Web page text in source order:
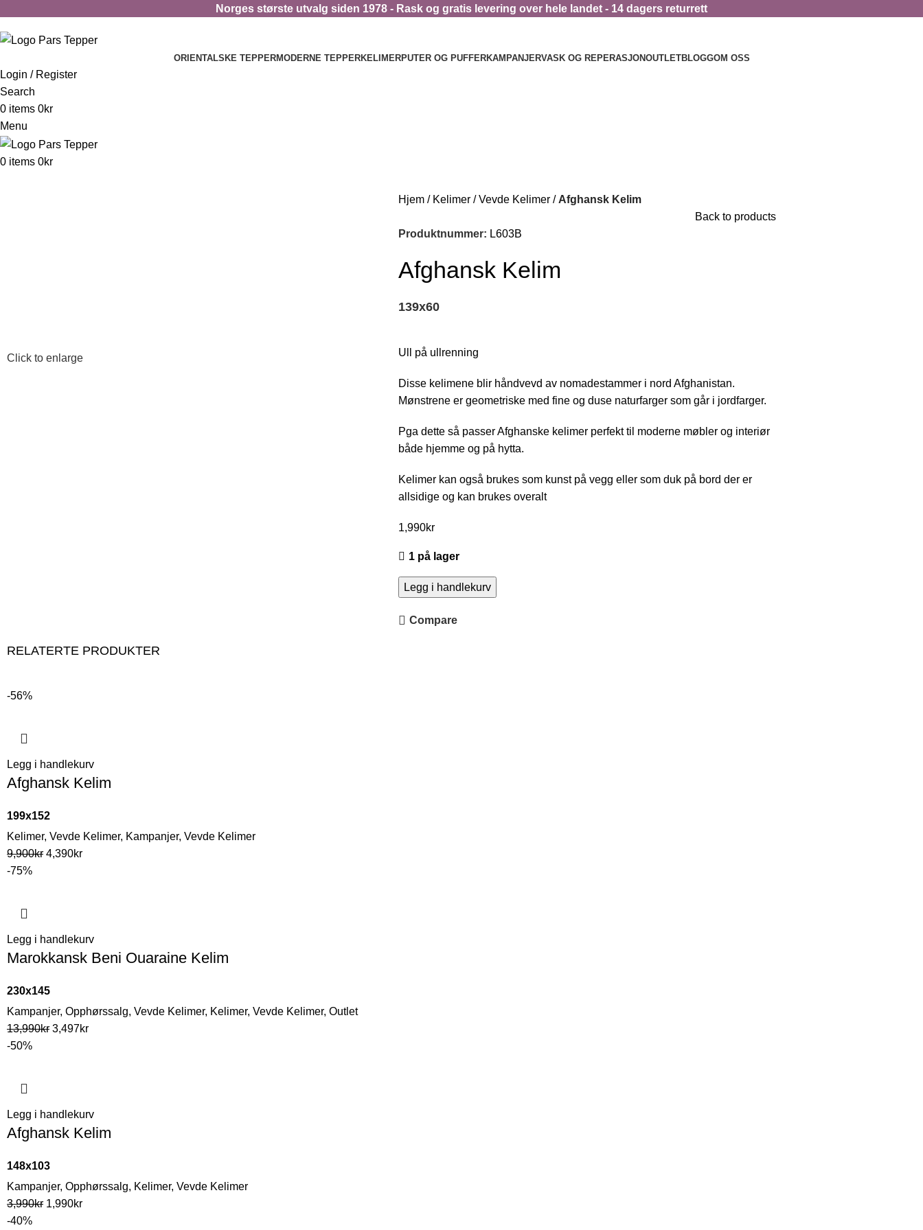
Norges største utvalg siden 1978 - Rask og gratis levering over hele landet - 14 dagers returrett
ORIENTALSKE TEPPERMODERNE TEPPERKELIMERPUTER OG PUFFERKAMPANJERVASK OG REPERASJONOUTLETBLOGGOM OSS
Login / Register
Search
0 items 0kr
Menu
0 items 0kr
Click to enlarge
Hjem Kelimer Vevde Kelimer
Afghansk Kelim
Back to products
Produktnummer: L603B
Afghansk Kelim
139x60
Ull på ullrenning
Disse kelimene blir håndvevd av nomadestammer i nord Afghanistan.
Mønstrene er geometriske med fine og duse naturfarger som går i jordfarger.
Pga dette så passer Afghanske kelimer perfekt til moderne møbler og interiør
både hjemme og på hytta.
Kelimer kan også brukes som kunst på vegg eller som duk på bord der er
allsidige og kan brukes overalt
1,990kr
1 på lager
Legg i handlekurv
Compare
RELATERTE PRODUKTER
-56%
Legg i handlekurv
Afghansk Kelim
199x152
Kelimer, Vevde Kelimer, Kampanjer, Vevde Kelimer
9,900kr 4,390kr
-75%
Legg i handlekurv
Marokkansk Beni Ouaraine Kelim
230x145
Kampanjer, Opphørssalg, Vevde Kelimer, Kelimer, Vevde Kelimer, Outlet
13,990kr 3,497kr
-50%
Legg i handlekurv
Afghansk Kelim
148x103
Kampanjer, Opphørssalg, Kelimer, Vevde Kelimer
3,990kr 1,990kr
-40%